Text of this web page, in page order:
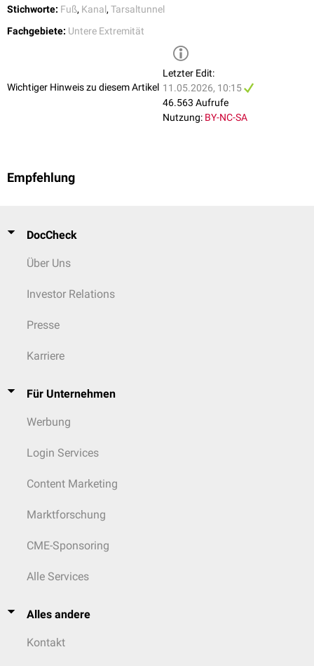
Stichworte: Fuß, Kanal, Tarsaltunnel
Fachgebiete: Untere Extremität
Wichtiger Hinweis zu diesem Artikel
Letzter Edit:
11.05.2026, 10:15
46.563 Aufrufe
Nutzung: BY-NC-SA
Empfehlung
DocCheck
Über Uns
Investor Relations
Presse
Karriere
Für Unternehmen
Werbung
Login Services
Content Marketing
Marktforschung
CME-Sponsoring
Alle Services
Alles andere
Kontakt